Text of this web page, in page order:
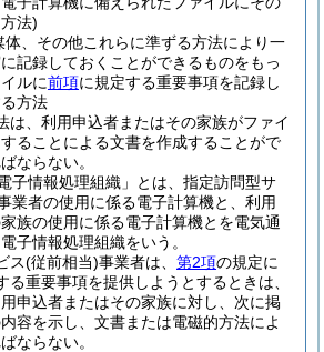
法)
体、その他これらに準ずる方法により一
記録しておくことができるものをもっ
ルに前項に規定する重要事項を記録し
方法
は、利用申込者またはその家族がファイ
ることによる文書を作成することがで
ならない。
子情報処理組織」とは、指定訪問型サ
業者の使用に係る電子計算機と、利用
族の使用に係る電子計算機とを電気通
子情報処理組織をいう。
ス(従前相当)事業者は、 第2項の規定に
る重要事項を提供しようとするときは、
申込者またはその家族に対し、次に掲
容を示し、文書または電磁的方法によ
ならない。